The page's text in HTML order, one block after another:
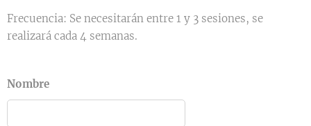
Frecuencia: Se necesitarán entre 1 y 3 sesiones, se
realizará cada 4 semanas.
Nombre